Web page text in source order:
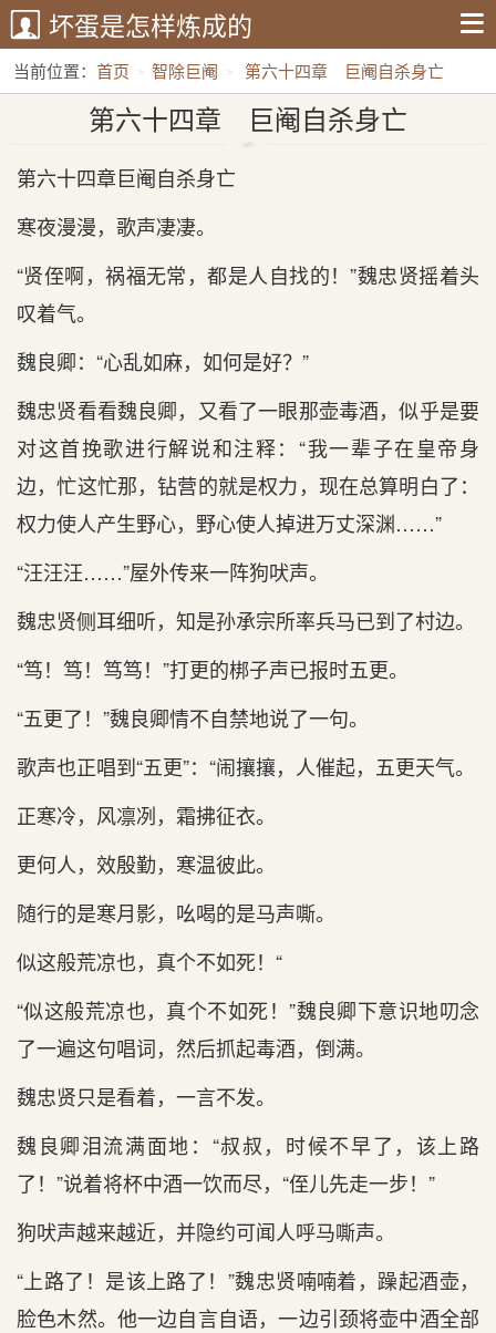
坏蛋是怎样炼成的
当前位置： 首页 智除巨阉 第六十四章 巨阉自杀身亡
第六十四章 巨阉自杀身亡
第六十四章巨阉自杀身亡
寒夜漫漫，歌声凄凄。
“贤侄啊，祸福无常，都是人自找的！”魏忠贤摇着头
叹着气。
魏良卿：“心乱如麻，如何是好？”
魏忠贤看看魏良卿，又看了一眼那壶毒酒，似乎是要
对这首挽歌进行解说和注释：“我一辈子在皇帝身
边，忙这忙那，钻营的就是权力，现在总算明白了：
权力使人产生野心，野心使人掉进万丈深渊……”
“汪汪汪……”屋外传来一阵狗吠声。
魏忠贤侧耳细听，知是孙承宗所率兵马已到了村边。
“笃！笃！笃笃！”打更的梆子声已报时五更。
“五更了！”魏良卿情不自禁地说了一句。
歌声也正唱到“五更”：“闹攘攘，人催起，五更天气。
正寒冷，风凛冽，霜拂征衣。
更何人，效殷勤，寒温彼此。
随行的是寒月影，吆喝的是马声嘶。
似这般荒凉也，真个不如死！“
“似这般荒凉也，真个不如死！”魏良卿下意识地叨念
了一遍这句唱词，然后抓起毒酒，倒满。
魏忠贤只是看着，一言不发。
魏良卿泪流满面地：“叔叔，时候不早了，该上路
了！”说着将杯中酒一饮而尽，“侄儿先走一步！”
狗吠声越来越近，并隐约可闻人呼马嘶声。
“上路了！是该上路了！”魏忠贤喃喃着，躁起酒壶，
脸色木然。他一边自言自语，一边引颈将壶中酒全部